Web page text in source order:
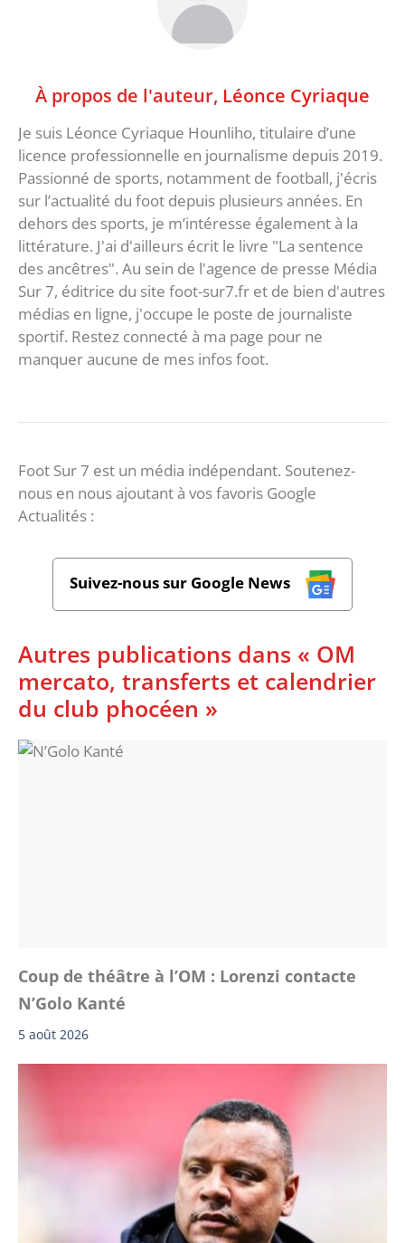
À propos de l'auteur, Léonce Cyriaque
Je suis Léonce Cyriaque Hounliho, titulaire d’une
licence professionnelle en journalisme depuis 2019.
Passionné de sports, notamment de football, j'écris
sur l’actualité du foot depuis plusieurs années. En
dehors des sports, je m’intéresse également à la
littérature. J'ai d'ailleurs écrit le livre "La sentence
des ancêtres". Au sein de l'agence de presse Média
Sur 7, éditrice du site foot-sur7.fr et de bien d'autres
médias en ligne, j'occupe le poste de journaliste
sportif. Restez connecté à ma page pour ne
manquer aucune de mes infos foot.
Foot Sur 7 est un média indépendant. Soutenez-
nous en nous ajoutant à vos favoris Google
Actualités :
Suivez-nous sur Google News
Autres publications dans « OM
mercato, transferts et calendrier
du club phocéen »
Coup de théâtre à l’OM : Lorenzi contacte
N’Golo Kanté
5 août 2026